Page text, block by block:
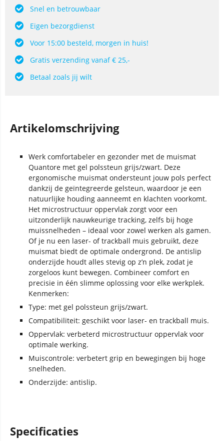
Snel en betrouwbaar
Eigen bezorgdienst
Voor 15:00 besteld, morgen in huis!
Gratis verzending vanaf € 25,-
Betaal zoals jij wilt
Artikelomschrijving
Werk comfortabeler en gezonder met de muismat
Quantore met gel polssteun grijs/zwart. Deze
ergonomische muismat ondersteunt jouw pols perfect
dankzij de geïntegreerde gelsteun, waardoor je een
natuurlijke houding aanneemt en klachten voorkomt.
Het microstructuur oppervlak zorgt voor een
uitzonderlijk nauwkeurige tracking, zelfs bij hoge
muissnelheden – ideaal voor zowel werken als gamen.
Of je nu een laser- of trackball muis gebruikt, deze
muismat biedt de optimale ondergrond. De antislip
onderzijde houdt alles stevig op z’n plek, zodat je
zorgeloos kunt bewegen. Combineer comfort en
precisie in één slimme oplossing voor elke werkplek.
Kenmerken:
Type: met gel polssteun grijs/zwart.
Compatibiliteit: geschikt voor laser- en trackball muis.
Oppervlak: verbeterd microstructuur oppervlak voor
optimale werking.
Muiscontrole: verbetert grip en bewegingen bij hoge
snelheden.
Onderzijde: antislip.
Specificaties